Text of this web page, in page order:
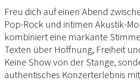
Freu dich auf einen Abend
Pop-Rock und intimen Akustik-
kombiniert eine markante
Texten über Hoffnung, Freiheit
Keine Show von der Stange,
authentisches Konzerterlebnis